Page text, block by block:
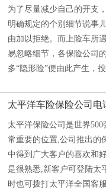
为了尽量减少自己的开支
明确规定的个别细节说事
由加以拒绝。而上险车所
易忽略细节，各保险公司
多“隐形险”便由此产生，
太平洋车险保险公司电
太平洋保险公司是世界
常重要的位置,公司推出的
中得到广大客户的喜欢和
是很熟悉,新客户可登陆太
时也可拨打太平洋全国客